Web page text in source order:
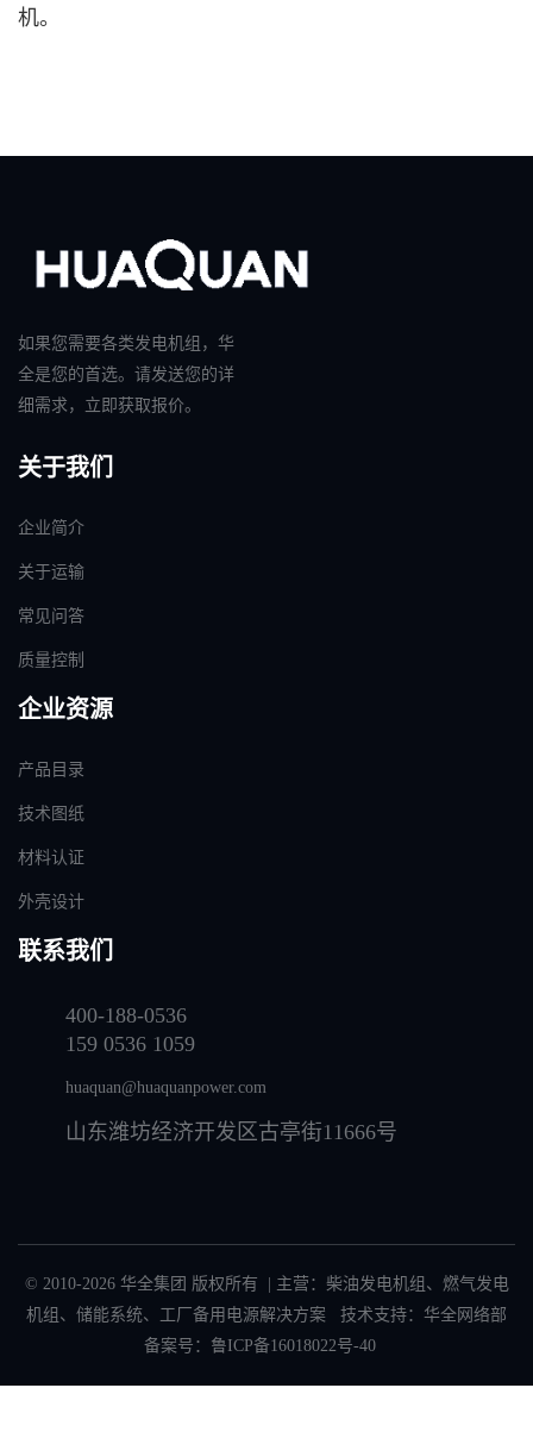
机。
如果您需要各类发电机组，华
全是您的首选。请发送您的详
细需求，立即获取报价。
关于我们
企业简介
关于运输
常见问答
质量控制
企业资源
产品目录
技术图纸
材料认证
外壳设计
联系我们
400-188-0536
159 0536 1059
huaquan@huaquanpower.com
山东潍坊经济开发区古亭街11666号
© 2010-2026 华全集团 版权所有 | 主营： 柴油发电机组 、 燃气发电
机组 、 储能系统、 工厂备用电源解决方案 技术支持：华全网络部
备案号： 鲁ICP备16018022号-40